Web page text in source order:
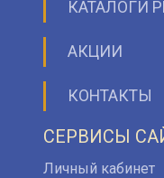
КАТАЛОГИ
АКЦИИ
КОНТАКТЫ
СЕРВИСЫ
Личный кабинет